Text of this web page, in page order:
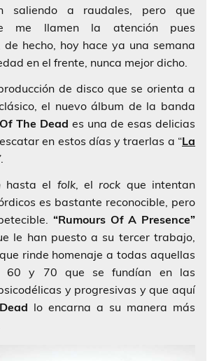
saliendo a raudales, pero que
me llamen la atención pues
hecho, hoy hace ya una semana
en el frente, nunca mejor dicho.
de disco que se orienta a
el nuevo álbum de la banda
The Dead es una de esas delicias
en estos días y traerlas a “La
hasta el folk, el rock que intentan
es bastante reconocible, pero
“Rumours Of A Presence”
le han puesto a su tercer trabajo,
rinde homenaje a todas aquellas
60 y 70 que se fundían en las
y progresivas y que aquí
lo encarna a su manera más